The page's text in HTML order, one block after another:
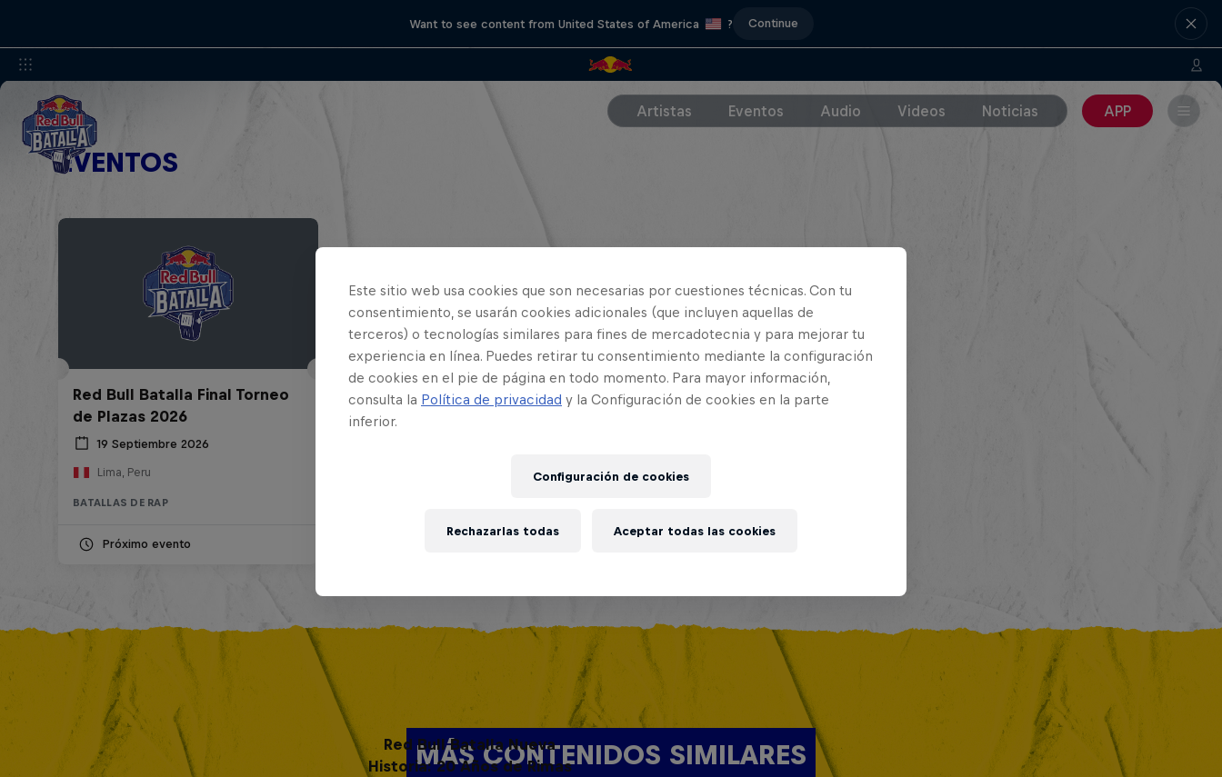
Want to see content from United States of America ? Continue
Artistas Eventos Audio Videos Noticias APP
EVENTOS
Red Bull Batalla Final Torneo
de Plazas 2026
19 Septiembre 2026
Lima, Peru
BATALLAS DE RAP
Próximo evento
MÁS CONTENIDOS SIMILARES
Red Bull Batalla Nueva
Historia: 20 Años de Rimas
Este sitio web usa cookies que son necesarias por cuestiones técnicas. Con tu
consentimiento, se usarán cookies adicionales (que incluyen aquellas de
terceros) o tecnologías similares para fines de mercadotecnia y para mejorar tu
experiencia en línea. Puedes retirar tu consentimiento mediante la configuración
de cookies en el pie de página en todo momento. Para mayor información,
consulta la Política de privacidad y la Configuración de cookies en la parte
inferior.
Configuración de cookies
Rechazarlas todas Aceptar todas las cookies